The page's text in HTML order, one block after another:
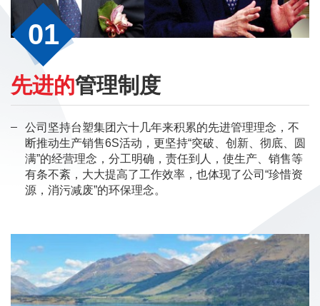
01
先进的管理制度
公司坚持台塑集团六十几年来积累的先进管理理念，不
断推动生产销售6S活动，更坚持“突破、创新、彻底、圆
满”的经营理念，分工明确，责任到人，使生产、销售等
有条不紊，大大提高了工作效率，也体现了公司“珍惜资
源，消污减废”的环保理念。